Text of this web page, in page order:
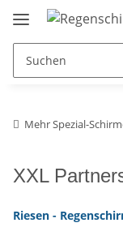
Mehr Spezial-
XXL
Riesen -